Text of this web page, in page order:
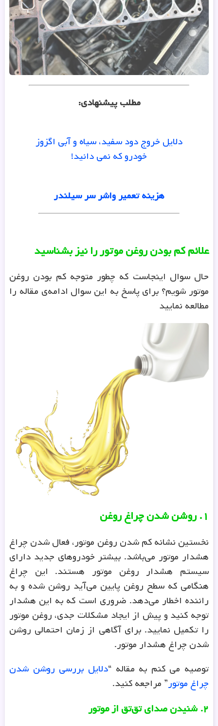
مطلب پیشنهادی:
دلایل خروج دود سفید، سیاه و آبی اگزوز
خودرو که نمی دانید!
هزینه تعمیر واشر سر سیلندر
علائم کم بودن روغن موتور را نیز بشناسید
حال سوال اینجاست که چطور متوجه کم بودن روغن
موتور شویم؟ برای پاسخ به این سوال ادامه‌ی مقاله را
مطالعه نمایید
۱. روشن شدن چراغ روغن
نخستین نشانه کم شدن روغن موتور، فعال شدن چراغ
هشدار موتور می‌باشد. بیشتر خودروهای جدید دارای
سیستم هشدار روغن موتور هستند. این چراغ
هنگامی که سطح روغن پایین می‌آید روشن شده و به
راننده اخطار می‌دهد. ضروری است که به این هشدار
توجه کنید و پیش از ایجاد مشکلات جدی، روغن موتور
را تکمیل نمایید. برای آگاهی از زمان احتمالی روشن
شدن چراغ هشدار موتور.
توصیه می کنم به مقاله “دلایل بررسی روشن شدن
چراغ موتور” مراجعه کنید.
۲. شنیدن صدای تق‌تق از موتور